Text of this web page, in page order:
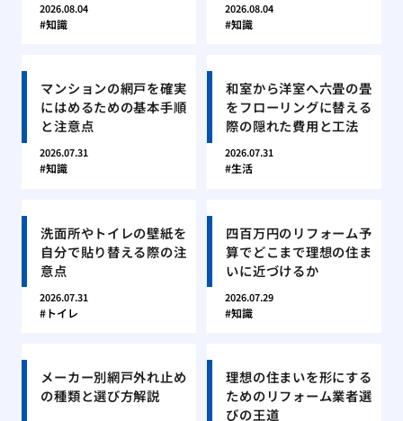
2026.08.04
知識
2026.08.04
知識
マンションの網戸を確実
にはめるための基本手順
と注意点
2026.07.31
知識
和室から洋室へ六畳の畳
をフローリングに替える
際の隠れた費用と工法
2026.07.31
生活
洗面所やトイレの壁紙を
自分で貼り替える際の注
意点
2026.07.31
トイレ
四百万円のリフォーム予
算でどこまで理想の住ま
いに近づけるか
2026.07.29
知識
メーカー別網戸外れ止め
の種類と選び方解説
理想の住まいを形にする
ためのリフォーム業者選
びの王道